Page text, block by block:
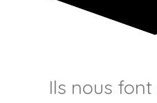
Ils nous font